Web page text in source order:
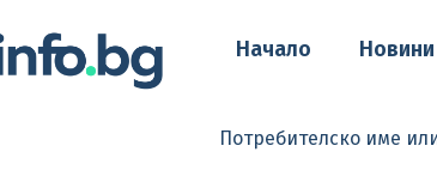
Начало Новини
Потребителско име